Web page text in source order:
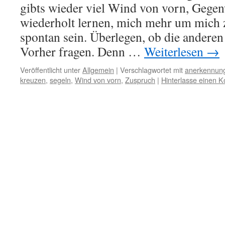
gibts wieder viel Wind von vorn,
wiederholt lernen, mich mehr um
spontan sein. Überlegen, ob die
Vorher fragen. Denn … Weiterlesen →
Veröffentlicht unterAllgemein | Verschlagwortet mit
kreuzen, segeln, Wind von vorn, Zuspruch | Hinterlasse einen